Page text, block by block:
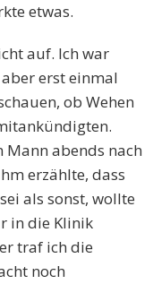
etwas.
auf. Ich war
erst einmal
ob Wehen
Mann abends nach
erzählte, dass
als sonst, wollte
in die Klinik
traf ich die
noch